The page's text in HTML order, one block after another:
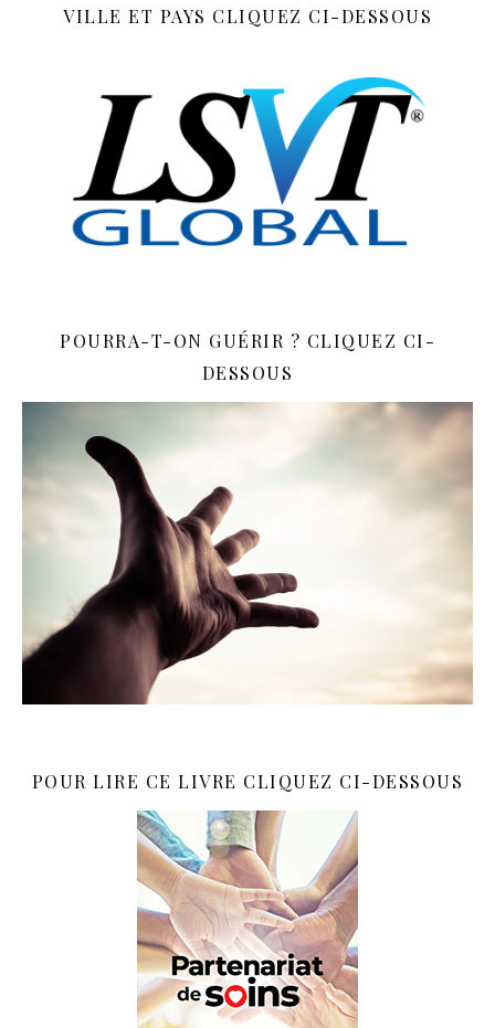
VILLE ET PAYS CLIQUEZ CI-DESSOUS
POURRA-T-ON GUÉRIR ? CLIQUEZ CI-
DESSOUS
POUR LIRE CE LIVRE CLIQUEZ CI-DESSOUS